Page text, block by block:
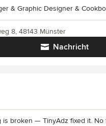
& Graphic Designer &
Nachricht
8, 48143 Münster
is broken — TinyAdz fixed it. No